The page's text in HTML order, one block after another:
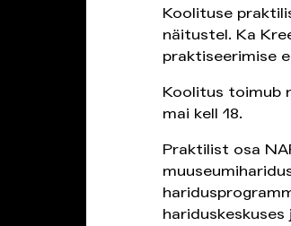
Koolituse
näitustel. Ka
praktiseerimise
Koolitus toimub
mai kell 18.
Praktilist osa
hariduskeskuses